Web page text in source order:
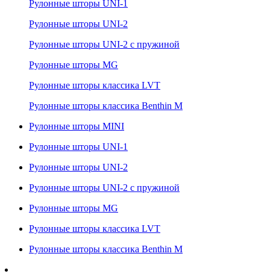
Рулонные шторы UNI-1
Рулонные шторы UNI-2
Рулонные шторы UNI-2 с пружиной
Рулонные шторы MG
Рулонные шторы классика LVT
Рулонные шторы классика Benthin M
Рулонные шторы MINI
Рулонные шторы UNI-1
Рулонные шторы UNI-2
Рулонные шторы UNI-2 с пружиной
Рулонные шторы MG
Рулонные шторы классика LVT
Рулонные шторы классика Benthin M